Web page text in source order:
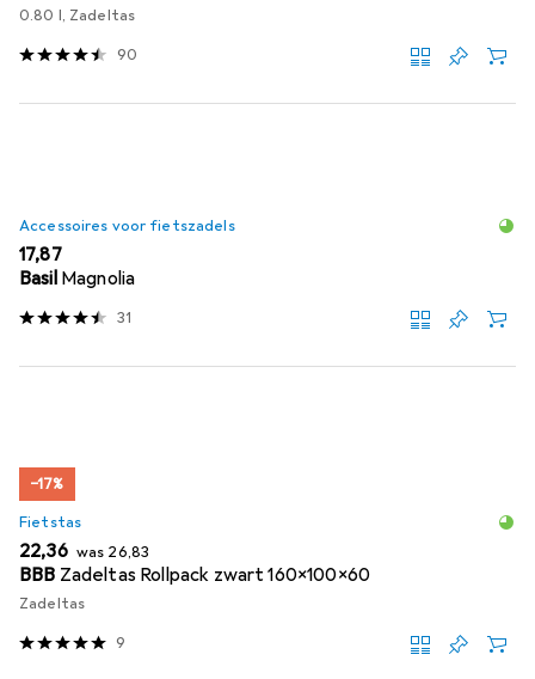
0.80 l, Zadeltas
90
Accessoires voor fietszadels
EUR
17,87
Basil Magnolia
31
−17%
Fietstas
EUR
22,36 was EUR
26,83
BBB Zadeltas Rollpack zwart 160x100x60
Zadeltas
9